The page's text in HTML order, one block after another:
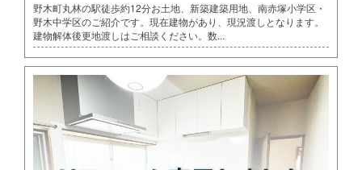
野木町丸林の駅徒歩約12分お土地、新築建築用地、南赤塚小学区・
野木中学区のご紹介です。現在建物があり、現況渡しとなります。
建物解体後更地渡しはご相談ください。数...